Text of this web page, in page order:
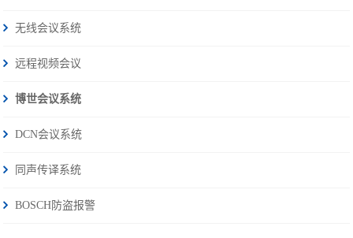
无线会议系统
远程视频会议
博世会议系统
DCN会议系统
同声传译系统
BOSCH防盗报警